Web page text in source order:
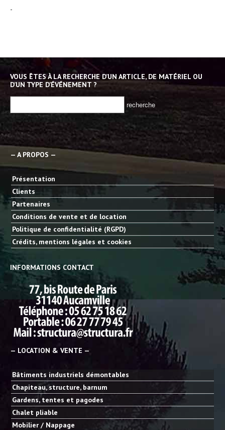
-
VOUS ÊTES À LA RECHERCHE D’UN ARTICLE, DE MATÉRIEL OU
D’UN TYPE D’ÉVÉNEMENT ?
— A PROPOS —
Présentation
Clients
Partenaires
Conditions de vente et de location
Politique de confidentialité (RGPD)
Crédits, mentions légales et cookies
INFORMATIONS CONTACT
— LOCATION & VENTE —
Bâtiments industriels démontables
Chapiteau, structure, barnum
Gardens, tentes et pagodes
Chalet pliable
Mobilier / Nappage